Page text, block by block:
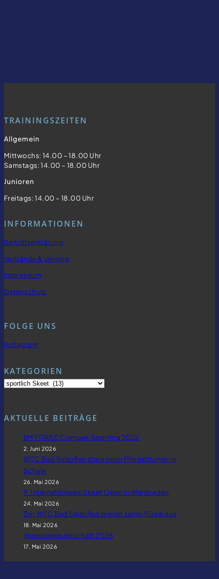
TRAININGSZEITEN
Allgemein
Mittwochs: 14.00 – 18.00 Uhr
Samstags: 14.00 – 18.00 Uhr
Junioren
Freitags: 14.00 – 18.00 Uhr
INFORMATIONEN
Beitrittserklärung
Verbände & Vereine
Impressum
Datenschutz
FOLGE UNS
Instagram
KATEGORIEN
AKTUELLE BEITRÄGE
EM FITASC Compak Sporting 2026
2. Juni 2026
WTC Bad Salzuflen stark beim Pfingstturnier in
Schale
26. Mai 2026
9. Internationales Skeet Open in Wiesbaden
24. Mai 2026
Der WTC Bad Salzuflen breitet seine Flügel aus
18. Mai 2026
Vereinsmeisterschaft 2026
17. Mai 2026